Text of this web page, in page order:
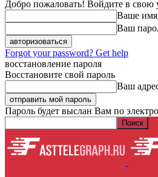
Добро пожаловать! Войдите в свою
Ваше имя
Ваш
Forgot your password? Get help
восстановление пароля
Восстановите свой пароль
Ваш
Пароль будет выслан Вам по